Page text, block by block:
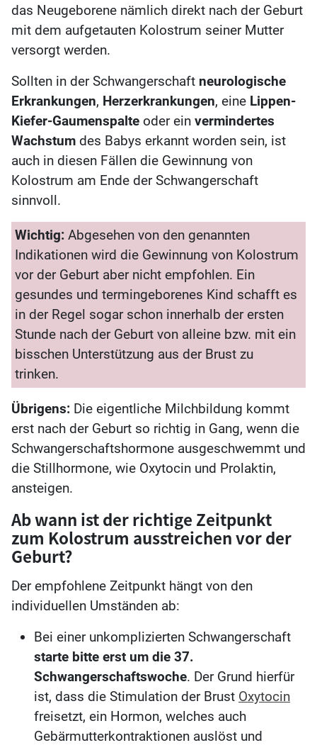
das Neugeborene nämlich direkt nach der Geburt
mit dem aufgetauten Kolostrum seiner Mutter
versorgt werden.
Sollten in der Schwangerschaft neurologische
Erkrankungen, Herzerkrankungen, eine Lippen-
Kiefer-Gaumenspalte oder ein vermindertes
Wachstum des Babys erkannt worden sein, ist
auch in diesen Fällen die Gewinnung von
Kolostrum am Ende der Schwangerschaft
sinnvoll.
Wichtig: Abgesehen von den genannten
Indikationen wird die Gewinnung von Kolostrum
vor der Geburt aber nicht empfohlen. Ein
gesundes und termingeborenes Kind schafft es
in der Regel sogar schon innerhalb der ersten
Stunde nach der Geburt von alleine bzw. mit ein
bisschen Unterstützung aus der Brust zu
trinken.
Übrigens: Die eigentliche Milchbildung kommt
erst nach der Geburt so richtig in Gang, wenn die
Schwangerschaftshormone ausgeschwemmt und
die Stillhormone, wie Oxytocin und Prolaktin,
ansteigen.
Ab wann ist der richtige Zeitpunkt
zum Kolostrum ausstreichen vor der
Geburt?
Der empfohlene Zeitpunkt hängt von den
individuellen Umständen ab:
Bei einer unkomplizierten Schwangerschaft
starte bitte erst um die 37.
Schwangerschaftswoche. Der Grund hierfür
ist, dass die Stimulation der Brust Oxytocin
freisetzt, ein Hormon, welches auch
Gebärmutterkontraktionen auslöst und